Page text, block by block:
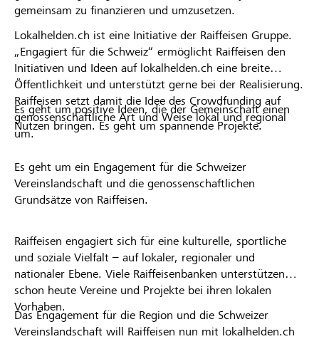
gemeinsam zu finanzieren und umzusetzen.
Lokalhelden.ch ist eine Initiative der Raiffeisen Gruppe.
„Engagiert für die Schweiz“ ermöglicht Raiffeisen den
Initiativen und Ideen auf lokalhelden.ch eine breite
Öffentlichkeit und unterstützt gerne bei der Realisierung.
Raiffeisen setzt damit die Idee des Crowdfunding auf
genossenschaftliche Art und Weise lokal und regional
um.
Es geht um positive Ideen, die der Gemeinschaft einen
Nutzen bringen. Es geht um spannende Projekte.
Es geht um ein Engagement für die Schweizer
Vereinslandschaft und die genossenschaftlichen
Grundsätze von Raiffeisen.
Raiffeisen engagiert sich für eine kulturelle, sportliche
und soziale Vielfalt – auf lokaler, regionaler und
nationaler Ebene. Viele Raiffeisenbanken unterstützen
schon heute Vereine und Projekte bei ihren lokalen
Vorhaben.
Das Engagement für die Region und die Schweizer
Vereinslandschaft will Raiffeisen nun mit lokalhelden.ch